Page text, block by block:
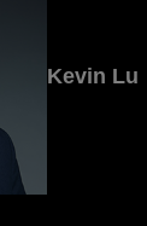
Kevin Lu